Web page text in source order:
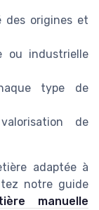
des origines et
ou industrielle
type de
de
adaptée à
notre guide
manuelle